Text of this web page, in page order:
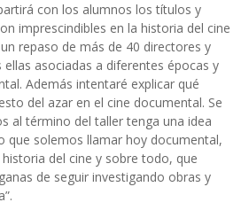
con los alumnos los títulos y
imprescindibles en la historia del cine
repaso de más de 40 directores y
asociadas a diferentes épocas y
Además intentaré explicar qué
del azar en el cine documental. Se
al término del taller tenga una idea
que solemos llamar hoy documental,
del cine y sobre todo, que
de seguir investigando obras y